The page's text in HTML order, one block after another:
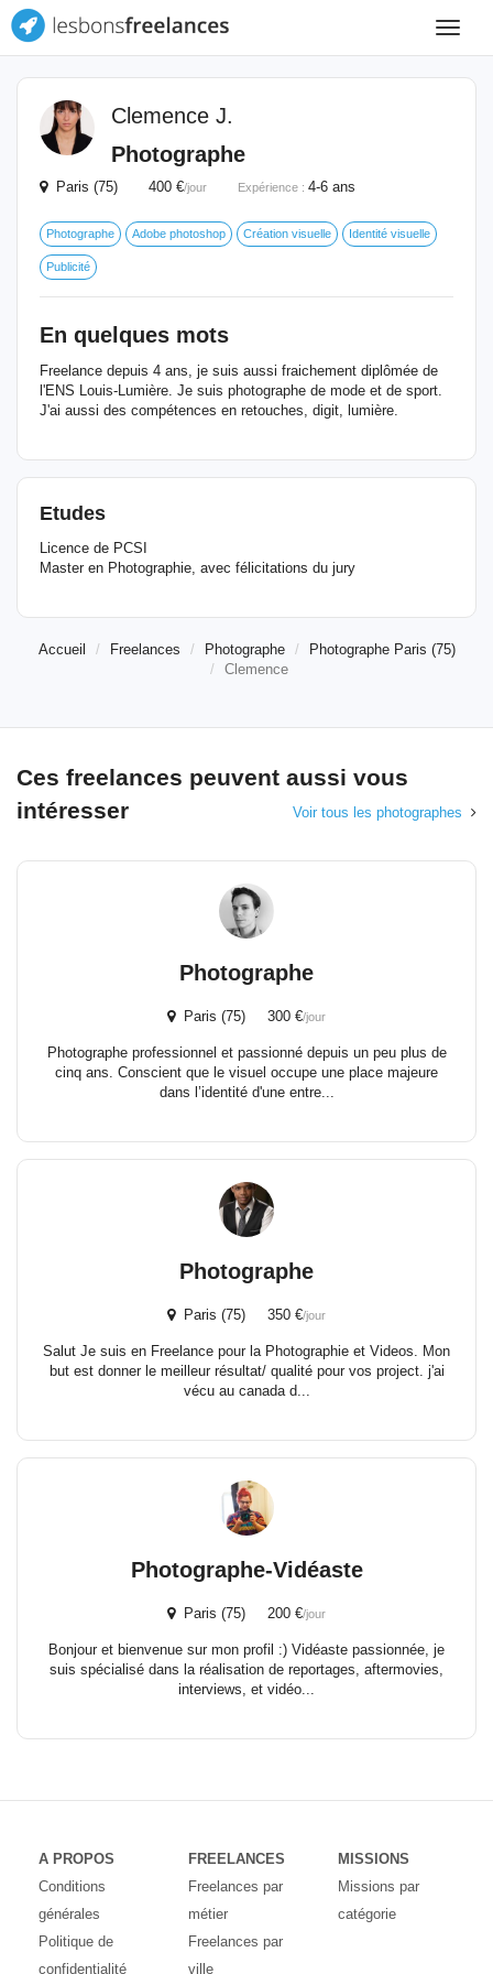
Toggle
Clemence J.
Photographe
Paris (75) 400 €/jour Expérience : 4-6 ans
Photographe Adobe photoshop Création visuelle Identité visuelle
Publicité
En quelques mots
Freelance depuis 4 ans, je suis aussi fraichement diplômée de
l'ENS Louis-Lumière. Je suis photographe de mode et de sport.
J'ai aussi des compétences en retouches, digit, lumière.
Etudes
Licence de PCSI
Master en Photographie, avec félicitations du jury
Accueil Freelances Photographe
Photographe Paris (75)
Clemence
Ces freelances peuvent aussi vous
intéresser
Voir tous les photographes
Photographe
Paris (75) 300 €/jour
Photographe professionnel et passionné depuis un peu plus de
cinq ans. Conscient que le visuel occupe une place majeure
dans l’identité d'une entre...
Photographe
Paris (75) 350 €/jour
Salut Je suis en Freelance pour la Photographie et Videos. Mon
but est donner le meilleur résultat/ qualité pour vos project. j'ai
vécu au canada d...
Photographe-Vidéaste
Paris (75) 200 €/jour
Bonjour et bienvenue sur mon profil :) Vidéaste passionnée, je
suis spécialisé dans la réalisation de reportages, aftermovies,
interviews, et vidéo...
A PROPOS
Conditions
générales
Politique de
confidentialité
FREELANCES
Freelances par
métier
Freelances par
ville
MISSIONS
Missions par
catégorie